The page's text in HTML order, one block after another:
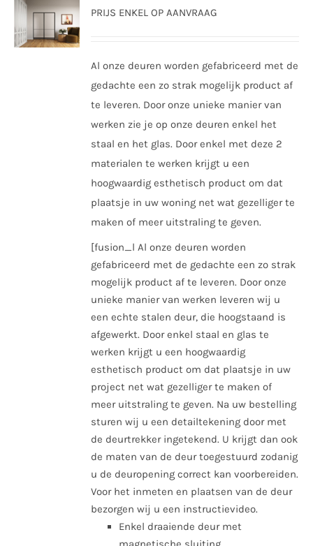
optie
worden
op
de
productpagina
PRIJS ENKEL OP AANVRAAG
Al onze deuren worden gefabriceerd met de
gedachte een zo strak mogelijk product af
te leveren. Door onze unieke manier van
werken zie je op onze deuren enkel het
staal en het glas. Door enkel met deze 2
materialen te werken krijgt u een
hoogwaardig esthetisch product om dat
plaatsje in uw woning net wat gezelliger te
maken of meer uitstraling te geven.
[fusion_l Al onze deuren worden
gefabriceerd met de gedachte een zo strak
mogelijk product af te leveren. Door onze
unieke manier van werken leveren wij u
een echte stalen deur, die hoogstaand is
afgewerkt. Door enkel staal en glas te
werken krijgt u een hoogwaardig
esthetisch product om dat plaatsje in uw
project net wat gezelliger te maken of
meer uitstraling te geven. Na uw bestelling
sturen wij u een detailtekening door met
de deurtrekker ingetekend. U krijgt dan ook
de maten van de deur toegestuurd zodanig
u de deuropening correct kan voorbereiden.
Voor het inmeten en plaatsen van de deur
bezorgen wij u een instructievideo.
Enkel draaiende deur met